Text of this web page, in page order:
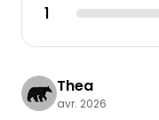
1
Thea
avr. 2026